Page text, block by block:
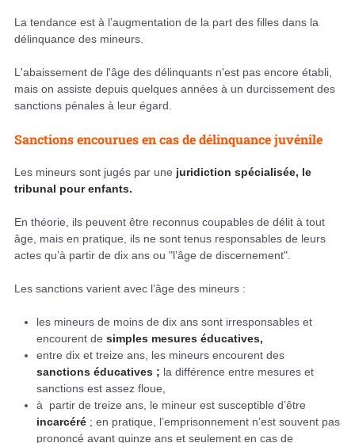
La tendance est à l’augmentation de la part des filles dans la
délinquance des mineurs.
L'abaissement de l'âge des délinquants n'est pas encore établi,
mais on assiste depuis quelques années à un durcissement des
sanctions pénales à leur égard.
Sanctions encourues en cas de délinquance juvénile
Les mineurs sont jugés par une juridiction spécialisée, le
tribunal pour enfants.
En théorie, ils peuvent être reconnus coupables de délit à tout
âge, mais en pratique, ils ne sont tenus responsables de leurs
actes qu’à partir de dix ans ou "l’âge de discernement".
Les sanctions varient avec l’âge des mineurs :
les mineurs de moins de dix ans sont irresponsables et
encourent de simples mesures éducatives,
entre dix et treize ans, les mineurs encourent des
sanctions éducatives ; la différence entre mesures et
sanctions est assez floue,
à partir de treize ans, le mineur est susceptible d’être
incarcéré ; en pratique, l’emprisonnement n’est souvent pas
prononcé avant quinze ans et seulement en cas de